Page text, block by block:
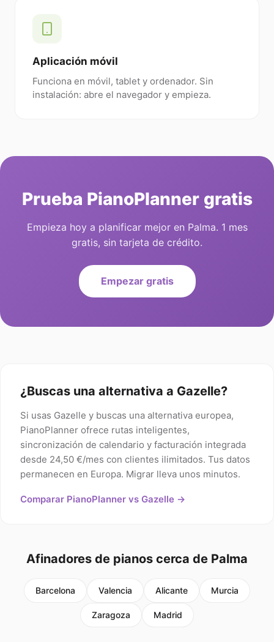
Aplicación móvil
Funciona en móvil, tablet y ordenador. Sin
instalación: abre el navegador y empieza.
Prueba PianoPlanner gratis
Empieza hoy a planificar mejor en Palma. 1 mes
gratis, sin tarjeta de crédito.
Empezar gratis
¿Buscas una alternativa a Gazelle?
Si usas Gazelle y buscas una alternativa europea,
PianoPlanner ofrece rutas inteligentes,
sincronización de calendario y facturación integrada
desde 24,50 €/mes con clientes ilimitados. Tus datos
permanecen en Europa. Migrar lleva unos minutos.
Comparar PianoPlanner vs Gazelle →
Afinadores de pianos cerca de Palma
Barcelona Valencia Alicante Murcia
Zaragoza Madrid